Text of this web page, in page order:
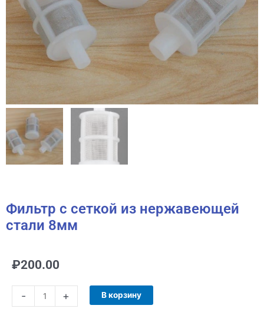
Фильтр с сеткой из нержавеющей
стали 8мм
₽200.00
-
Количество
товара
+ В корзину